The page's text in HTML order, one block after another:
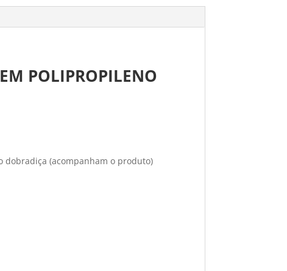
POLIPROPILENO
dobradiça (acompanham o produto)